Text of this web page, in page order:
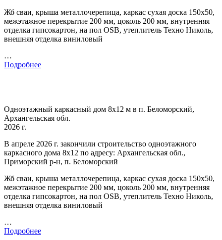
Жб сваи, крыша металлочерепица, каркас сухая доска 150х50,
межэтажное перекрытие 200 мм, цоколь 200 мм, внутренняя
отделка гипсокартон, на пол OSB, утеплитель Техно Николь,
внешняя отделка виниловый
…
Подробнее
Одноэтажный каркасный дом 8х12 м в п. Беломорский,
Архангельская обл.
2026 г.
В апреле 2026 г. закончили строительство одноэтажного
каркасного дома 8х12 по адресу: Архангельская обл.,
Приморский р-н, п. Беломорский
Жб сваи, крыша металлочерепица, каркас сухая доска 150х50,
межэтажное перекрытие 200 мм, цоколь 200 мм, внутренняя
отделка гипсокартон, на пол OSB, утеплитель Техно Николь,
внешняя отделка виниловый
…
Подробнее